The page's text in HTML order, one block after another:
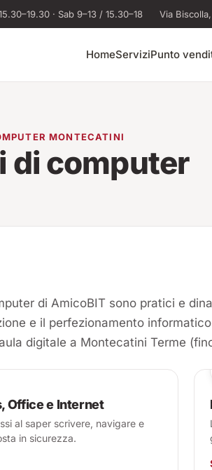
· Sab 9–13 / 15.30–18 Via
HomeServiziPunto
MONTECATINI
di computer
di AmicoBIT sono pratici e
e il perfezionamento
digitale a Montecatini Terme
Office e Internet
al saper scrivere, navigare e
in sicurezza.